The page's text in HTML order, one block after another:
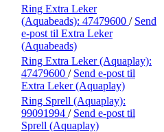
Ring Extra Leker
(Aquabeads): 47479600 / Send
e-post til Extra Leker
(Aquabeads)
Ring Extra Leker (Aquaplay):
47479600 / Send e-post til
Extra Leker (Aquaplay)
Ring Sprell (Aquaplay):
99091994 / Send e-post til
Sprell (Aquaplay)